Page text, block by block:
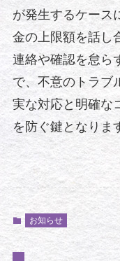
が発生するケース
金の上限額を話し
連絡や確認を怠ら
で、不意のトラブ
実な対応と明確な
を防ぐ鍵となりま
お知らせ